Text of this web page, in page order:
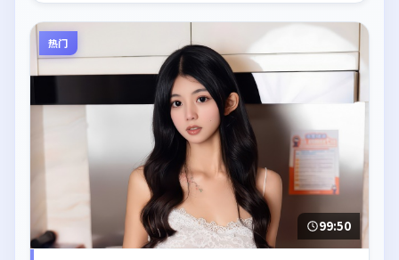
热门
99:50